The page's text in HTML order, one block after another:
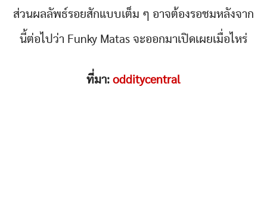
ส่วนผลลัพธ์รอยสักแบบเต็ม ๆ อาจต้องรอชมหลังจาก
นี้ต่อไปว่า Funky Matas จะออกมาเปิดเผยเมื่อไหร่
ที่มา: odditycentral